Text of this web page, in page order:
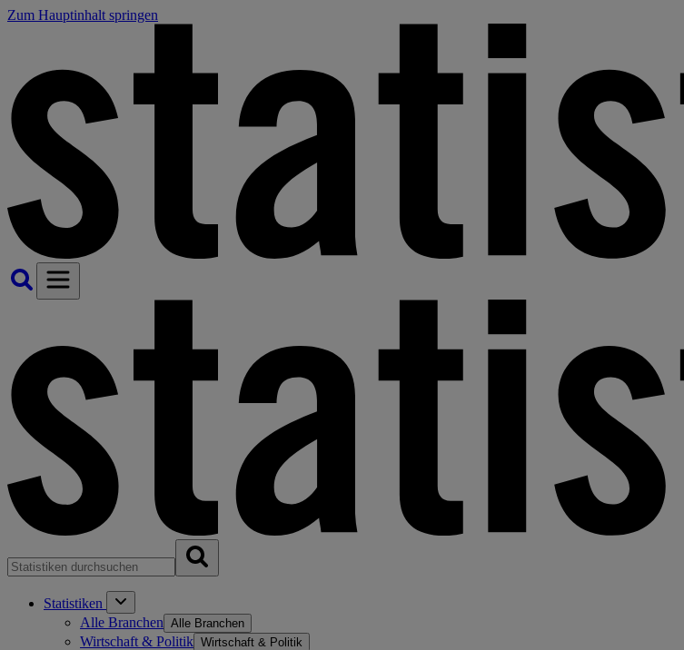
Zum Hauptinhalt springen
Statistiken
Alle Branchen Alle Branchen
Wirtschaft & Politik Wirtschaft & Politik